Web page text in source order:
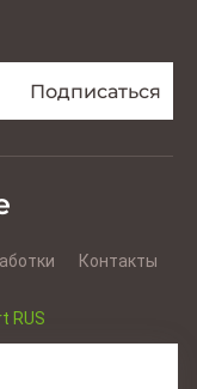
Контакты
RUS